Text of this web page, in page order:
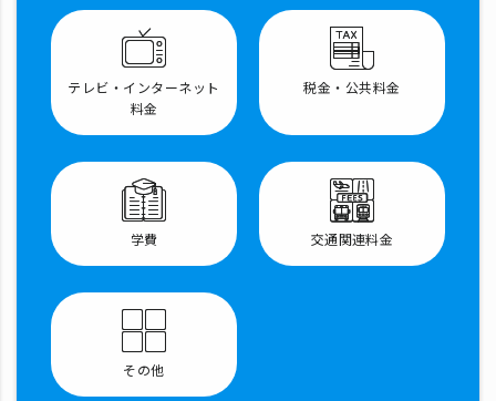
テレビ・インターネット
料金
税金・公共料金
学費 交通関連料金
その他